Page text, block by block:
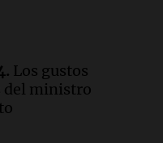
Los gustos
del ministro